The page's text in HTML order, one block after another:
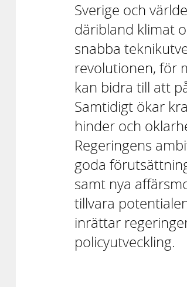
Sverige och
däribland klimat
snabba
revolutionen, för
kan bidra till att
Samtidigt ökar
hinder och
Regeringens
goda
samt nya
tillvara
inrättar
policyutveckling.